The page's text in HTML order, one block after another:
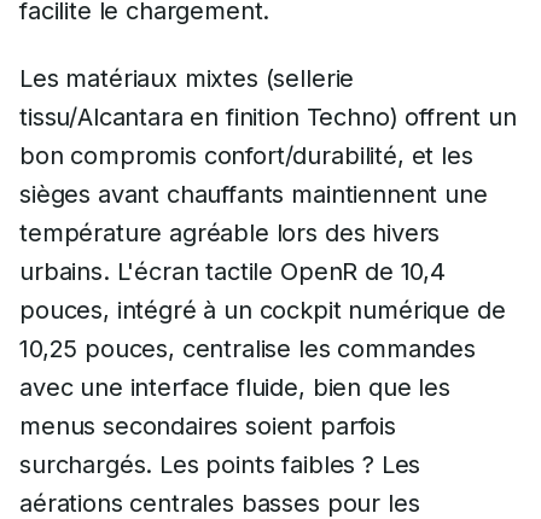
facilite le chargement.
Les matériaux mixtes (sellerie
tissu/Alcantara en finition Techno) offrent un
bon compromis confort/durabilité, et les
sièges avant chauffants maintiennent une
température agréable lors des hivers
urbains. L'écran tactile OpenR de 10,4
pouces, intégré à un cockpit numérique de
10,25 pouces, centralise les commandes
avec une interface fluide, bien que les
menus secondaires soient parfois
surchargés. Les points faibles ? Les
aérations centrales basses pour les